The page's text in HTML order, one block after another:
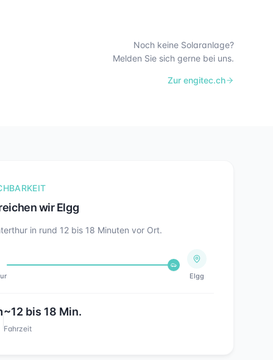
Noch keine Solaranlage?
Melden Sie sich gerne bei uns.
Zur engitec.ch
wirElgg
in rund 12 bis 18 Minuten vor Ort.
Elgg
~12 bis 18 Min.
Fahrzeit